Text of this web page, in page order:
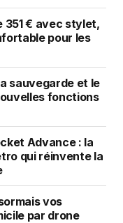
351 € avec stylet,
pour les
sauvegarde et le
fonctions
Advance : la
qui réinvente la
vos
par drone